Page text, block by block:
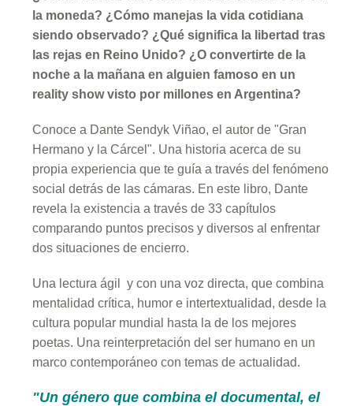
la moneda? ¿Cómo manejas la vida cotidiana
siendo observado? ¿Qué significa la libertad tras
las rejas en Reino Unido? ¿O convertirte de la
noche a la mañana en alguien famoso en un
reality show visto por millones en Argentina?
Conoce a Dante Sendyk Viñao, el autor de "Gran
Hermano y la Cárcel". Una historia acerca de su
propia experiencia que te guía a través del fenómeno
social detrás de las cámaras. En este libro, Dante
revela la existencia a través de 33 capítulos
comparando puntos precisos y diversos al enfrentar
dos situaciones de encierro.
Una lectura ágil y con una voz directa, que combina
mentalidad crítica, humor e intertextualidad, desde la
cultura popular mundial hasta la de los mejores
poetas. Una reinterpretación del ser humano en un
marco contemporáneo con temas de actualidad.
"Un género que combina el documental, el